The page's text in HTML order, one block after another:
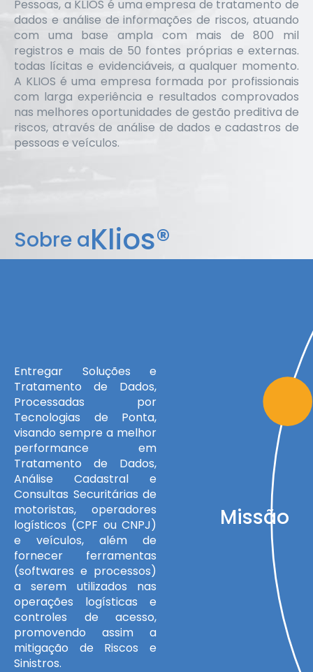
Pessoas, a KLIOS é uma empresa de tratamento de
dados e análise de informações de riscos, atuando
com uma base ampla com mais de 800 mil
registros e mais de 50 fontes próprias e externas.
todas lícitas e evidenciáveis, a qualquer momento.
A KLIOS é uma empresa formada por profissionais
com larga experiência e resultados comprovados
nas melhores oportunidades de gestão preditiva de
riscos, através de análise de dados e cadastros de
pessoas e veículos.
Sobre aKlios®
Entregar Soluções e
Tratamento de Dados,
Processadas por
Tecnologias de Ponta,
visando sempre a melhor
performance em
Tratamento de Dados,
Análise Cadastral e
Consultas Securitárias de
motoristas, operadores
logísticos (CPF ou CNPJ)
e veículos, além de
fornecer ferramentas
(softwares e processos)
a serem utilizados nas
operações logísticas e
controles de acesso,
promovendo assim a
mitigação de Riscos e
Sinistros.
Missão